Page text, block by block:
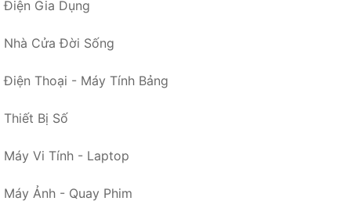
Điện Gia Dụng
Nhà Cửa Đời Sống
Điện Thoại - Máy Tính Bảng
Thiết Bị Số
Máy Vi Tính - Laptop
Máy Ảnh - Quay Phim